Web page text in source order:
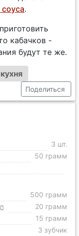
.
кабачков -
будут те же.
Поделиться
3 шт.
50 грамм
500 грамм
20 грамм
15 грамм
3 зубчик